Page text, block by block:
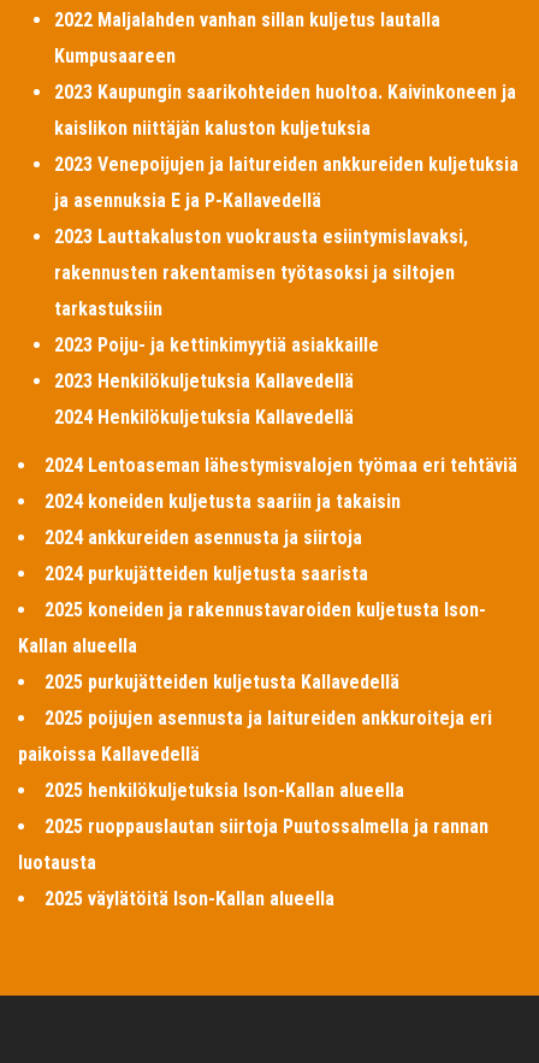
2022 Maljalahden vanhan sillan kuljetus lautalla
Kumpusaareen
2023 Kaupungin saarikohteiden huoltoa. Kaivinkoneen ja
kaislikon niittäjän kaluston kuljetuksia
2023 Venepoijujen ja laitureiden ankkureiden kuljetuksia
ja asennuksia E ja P-Kallavedellä
2023 Lauttakaluston vuokrausta esiintymislavaksi,
rakennusten rakentamisen työtasoksi ja siltojen
tarkastuksiin
2023 Poiju- ja kettinkimyytiä asiakkaille
2023 Henkilökuljetuksia Kallavedellä
2024 Henkilökuljetuksia Kallavedellä
2024 Lentoaseman lähestymisvalojen työmaa eri tehtäviä
2024 koneiden kuljetusta saariin ja takaisin
2024 ankkureiden asennusta ja siirtoja
2024 purkujätteiden kuljetusta saarista
2025 koneiden ja rakennustavaroiden kuljetusta Ison-
Kallan alueella
2025 purkujätteiden kuljetusta Kallavedellä
2025 poijujen asennusta ja laitureiden ankkuroiteja eri
paikoissa Kallavedellä
2025 henkilökuljetuksia Ison-Kallan alueella
2025 ruoppauslautan siirtoja Puutossalmella ja rannan
luotausta
2025 väylätöitä Ison-Kallan alueella